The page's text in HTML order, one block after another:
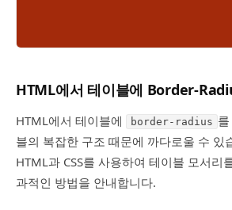
HTML에서 테이블에 Border-
HTML에서 테이블에 border-radius
블의 복잡한 구조 때문에 까다로울 수 있
HTML과 CSS를 사용하여 테이블 모서리
과적인 방법을 안내합니다.